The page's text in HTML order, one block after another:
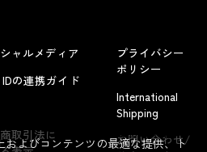
よくあるお問い合わせ
ャルメディア
IDの連携ガイド
取引法に
プライバシー
ポリシー
International
Shipping
お問い合わせ/
よびコンテンツの最適な提供、ト